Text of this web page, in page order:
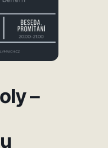
–